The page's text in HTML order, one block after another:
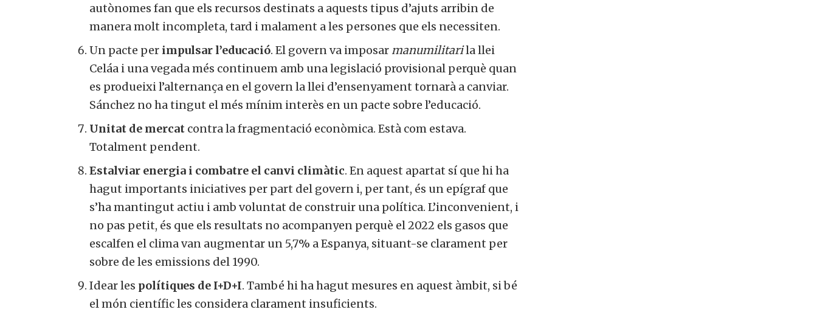
autònomes fan que els recursos destinats a aquests tipus d’ajuts arribin de
manera molt incompleta, tard i malament a les persones que els necessiten.
Un pacte per impulsar l’educació. El govern va imposar manumilitarila llei
Celáa i una vegada més continuem amb una legislació provisional perquè quan
es produeixi l’alternança en el govern la llei d’ensenyament tornarà a canviar.
Sánchez no ha tingut el més mínim interès en un pacte sobre l’educació.
Unitat de mercat contra la fragmentació econòmica. Està com estava.
Totalment pendent.
Estalviar energia i combatre el canvi climàtic. En aquest apartat sí que hi ha
hagut importants iniciatives per part del govern i, per tant, és un epígraf que
s’ha mantingut actiu i amb voluntat de construir una política. L’inconvenient, i
no pas petit, és que els resultats no acompanyen perquè el 2022 els gasos que
escalfen el clima van augmentar un 5,7% a Espanya, situant-se clarament per
sobre de les emissions del 1990.
Idear les polítiques de I+D+I. També hi ha hagut mesures en aquest àmbit, si bé
el món científic les considera clarament insuficients.